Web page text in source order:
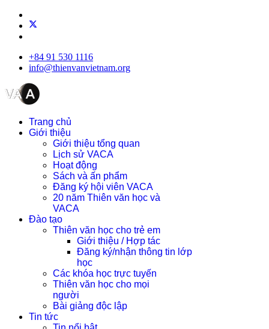
+84 91 530 1116
info@thienvanvietnam.org
Trang chủ
Giới thiệu
Giới thiệu tổng quan
Lịch sử VACA
Hoạt động
Sách và ấn phẩm
Đăng ký hội viên VACA
20 năm Thiên văn học và
VACA
Đào tạo
Thiên văn học cho trẻ em
Giới thiệu / Hợp tác
Đăng ký/nhận thông tin lớp
học
Các khóa học trực tuyến
Thiên văn học cho mọi
người
Bài giảng độc lập
Tin tức